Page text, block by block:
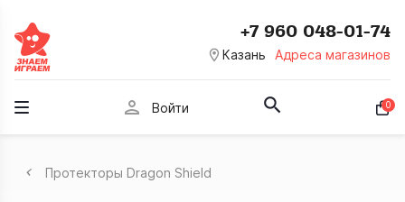
room Казань Адреса магазинов
+7 960 048-01-74
person Войти 0
Протекторы Dragon Shield